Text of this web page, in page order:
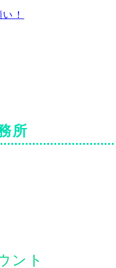
！
所
ント